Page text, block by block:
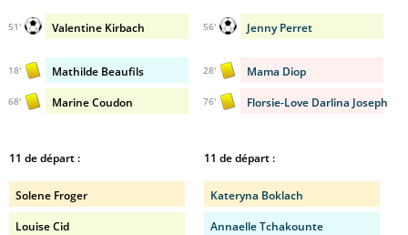
Valentine Kirbach
51' Jenny Perret
56'
Mathilde Beaufils
18'
Marine Coudon
68'
Mama Diop
28'
Florsie-Love Darlina Joseph
76'
11 de départ :
Solene Froger
Louise Cid
11 de départ :
Kateryna Boklach
Annaelle Tchakounte